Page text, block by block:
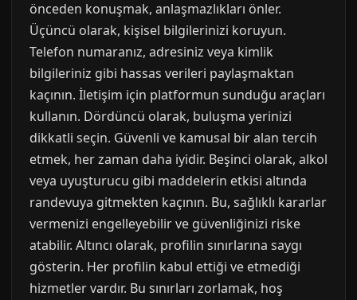
önceden konuşmak, anlaşmazlıkları önler.
Üçüncü olarak, kişisel bilgilerinizi koruyun.
Telefon numaranız, adresiniz veya kimlik
bilgileriniz gibi hassas verileri paylaşmaktan
kaçının. İletişim için platformun sunduğu araçları
kullanın. Dördüncü olarak, buluşma yerinizi
dikkatli seçin. Güvenli ve kamusal bir alan tercih
etmek, her zaman daha iyidir. Beşinci olarak, alkol
veya uyuşturucu gibi maddelerin etkisi altında
randevuya gitmekten kaçının. Bu, sağlıklı kararlar
vermenizi engelleyebilir ve güvenliğinizi riske
atabilir. Altıncı olarak, profilin sınırlarına saygı
gösterin. Her profilin kabul ettiği ve etmediği
hizmetler vardır. Bu sınırları zorlamak, hoş